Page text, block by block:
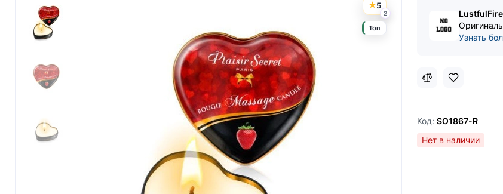
5
2
Топ
Узнать
Код: SO1867-R
Нет в наличии